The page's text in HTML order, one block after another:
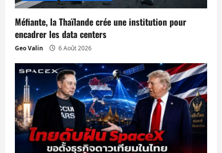
a
r
t
i
c
l
e
Méfiante, la Thaïlande crée une institution pour
encadrer les data centers
Geo Valin 6 Août 2026